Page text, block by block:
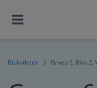
Bibliotheek Groep 6, Blok 2,